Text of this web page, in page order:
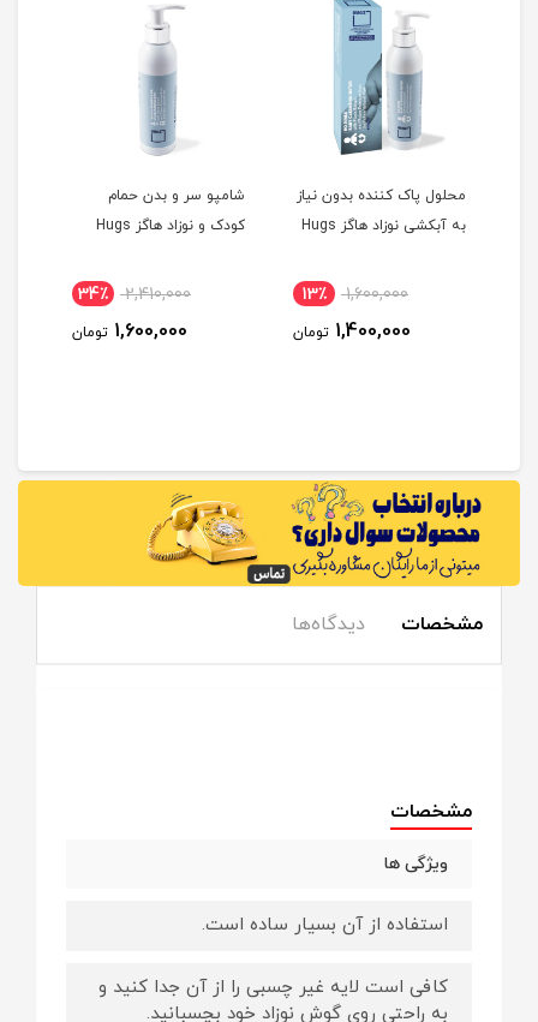
محلول پاک کننده بدون نیاز
به آبکشی نوزاد هاگز Hugs
1,600,000 13٪
1,400,000 تومان
شامپو سر و بدن حمام
کودک و نوزاد هاگز Hugs
2,410,000 34٪
1,600,000 تومان
مشخصات دیدگاه‌ها
مشخصات
ویژگی ها
استفاده از آن بسیار ساده است.
کافی است لایه غیر چسبی را از آن جدا کنید و
به راحتی روی گوش نوزاد خود بچسبانید.